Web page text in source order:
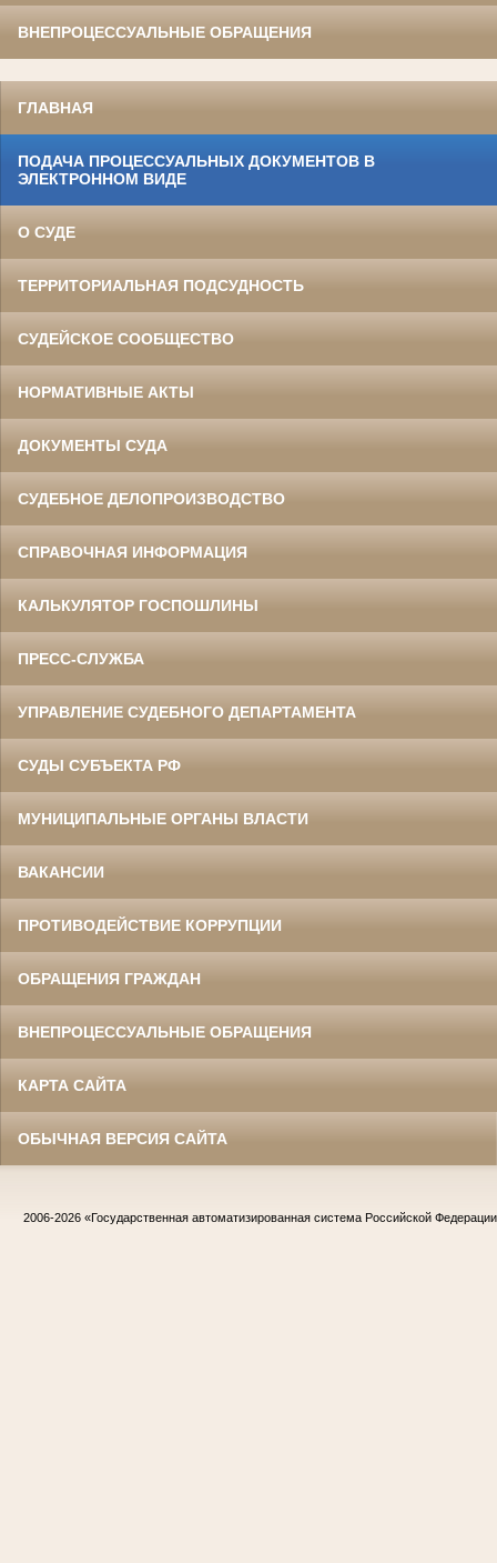
ВНЕПРОЦЕССУАЛЬНЫЕ ОБРАЩЕНИЯ
ГЛАВНАЯ
ПОДАЧА ПРОЦЕССУАЛЬНЫХ ДОКУМЕНТОВ В
ЭЛЕКТРОННОМ ВИДЕ
О СУДЕ
ТЕРРИТОРИАЛЬНАЯ ПОДСУДНОСТЬ
СУДЕЙСКОЕ СООБЩЕСТВО
НОРМАТИВНЫЕ АКТЫ
ДОКУМЕНТЫ СУДА
СУДЕБНОЕ ДЕЛОПРОИЗВОДСТВО
СПРАВОЧНАЯ ИНФОРМАЦИЯ
КАЛЬКУЛЯТОР ГОСПОШЛИНЫ
ПРЕСС-СЛУЖБА
УПРАВЛЕНИЕ СУДЕБНОГО ДЕПАРТАМЕНТА
СУДЫ СУБЪЕКТА РФ
МУНИЦИПАЛЬНЫЕ ОРГАНЫ ВЛАСТИ
ВАКАНСИИ
ПРОТИВОДЕЙСТВИЕ КОРРУПЦИИ
ОБРАЩЕНИЯ ГРАЖДАН
ВНЕПРОЦЕССУАЛЬНЫЕ ОБРАЩЕНИЯ
КАРТА САЙТА
ОБЫЧНАЯ ВЕРСИЯ САЙТА
2006-2026 «Государственная автоматизированная система Российской